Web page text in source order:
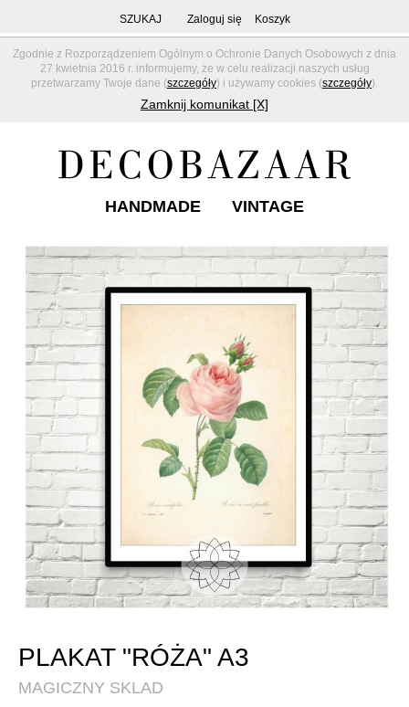
Zgodnie z Rozporządzeniem Ogólnym o Ochronie Danych Osobowych z dnia
27 kwietnia 2016 r. informujemy, że w celu realizacji naszych usług
przetwarzamy Twoje dane (szczegóły) i używamy cookies (szczegóły).
Zamknij komunikat [X]
SZUKAJ Zaloguj się Koszyk
HANDMADE VINTAGE
PLAKAT "RÓŻA" A3
MAGICZNY SKLAD